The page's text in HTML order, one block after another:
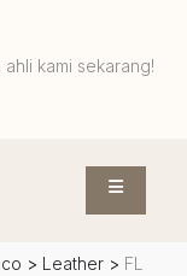
kami sekarang!
> Leather > FL